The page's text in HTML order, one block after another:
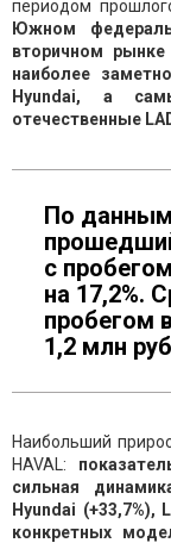
периодом
Южном
вторичном
наиболее
Hyundai, а
отечественные
По
с
на 17,2%.
пробегом
1,2 млн
Наибольший
HAVAL:
сильная
Hyundai (+33,7%),
конкретных